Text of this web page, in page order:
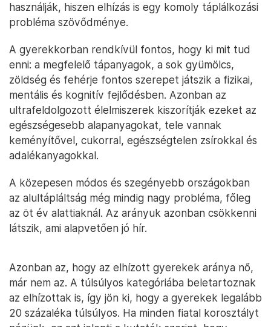
használják, hiszen elhízás is egy komoly táplálkozási
probléma szövődménye.
A gyerekkorban rendkívül fontos, hogy ki mit tud
enni: a megfelelő tápanyagok, a sok gyümölcs,
zöldség és fehérje fontos szerepet játszik a fizikai,
mentális és kognitív fejlődésben. Azonban az
ultrafeldolgozott élelmiszerek kiszorítják ezeket az
egészségesebb alapanyagokat, tele vannak
keményítővel, cukorral, egészségtelen zsírokkal és
adalékanyagokkal.
A közepesen módos és szegényebb országokban
az alultápláltság még mindig nagy probléma, főleg
az öt év alattiaknál. Az arányuk azonban csökkenni
látszik, ami alapvetően jó hír.
Azonban az, hogy az elhízott gyerekek aránya nő,
már nem az. A túlsúlyos kategóriába beletartoznak
az elhízottak is, így jön ki, hogy a gyerekek legalább
20 százaléka túlsúlyos. Ha minden fiatal korosztályt